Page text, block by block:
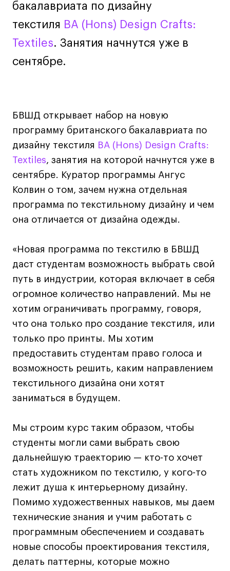
Декорирование интерьера
Дизайн интерьера
Дизайн одежды
Стайлинг
Все программы
Мода
Маркетинг
Контент
Иллюстрация
Лайфстайл
Навыки предпринимателя и управленца
Онлайн
Маркетинг и генерация лидов
Искусство
Очно + онлайн
Все программы
Техникум
Графический дизайнер
Цифровой маркетолог
Технолог-конструктор одежды
Коммерческий фотограф
Все программы
Для школьников
Интенсивы
Среднесрочные
бакалавриата по дизайну
текстиля BA (Hons) Design Crafts:
Textiles. Занятия начнутся уже в
сентябре.
БВШД открывает набор на новую
программу британского бакалавриата по
дизайну текстиля BA (Hons) Design Crafts:
Textiles, занятия на которой начнутся уже в
сентябре. Куратор программы Ангус
Колвин о том, зачем нужна отдельная
программа по текстильному дизайну и чем
она отличается от дизайна одежды.
«Новая программа по текстилю в БВШД
даст студентам возможность выбрать свой
путь в индустрии, которая включает в себя
огромное количество направлений. Мы не
хотим ограничивать программу, говоря,
что она только про создание текстиля, или
только про принты. Мы хотим
предоставить студентам право голоса и
возможность решить, каким направлением
текстильного дизайна они хотят
заниматься в будущем.
Мы строим курс таким образом, чтобы
студенты могли сами выбрать свою
дальнейшую траекторию — кто-то хочет
стать художником по текстилю, у кого-то
лежит душа к интерьерному дизайну.
Помимо художественных навыков, мы даем
технические знания и учим работать с
программным обеспечением и создавать
новые способы проектирования текстиля,
делать паттерны, которые можно